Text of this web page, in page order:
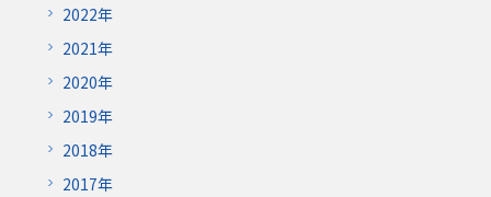
2022年
2021年
2020年
2019年
2018年
2017年